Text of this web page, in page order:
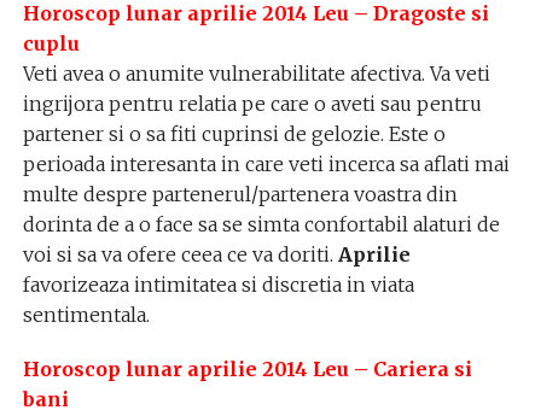
Horoscop lunar aprilie 2014 Leu – Dragoste si
cuplu
Veti avea o anumite vulnerabilitate afectiva. Va veti
ingrijora pentru relatia pe care o aveti sau pentru
partener si o sa fiti cuprinsi de gelozie. Este o
perioada interesanta in care veti incerca sa aflati mai
multe despre partenerul/partenera voastra din
dorinta de a o face sa se simta confortabil alaturi de
voi si sa va ofere ceea ce va doriti. Aprilie
favorizeaza intimitatea si discretia in viata
sentimentala.
Horoscop lunar aprilie 2014 Leu – Cariera si
bani